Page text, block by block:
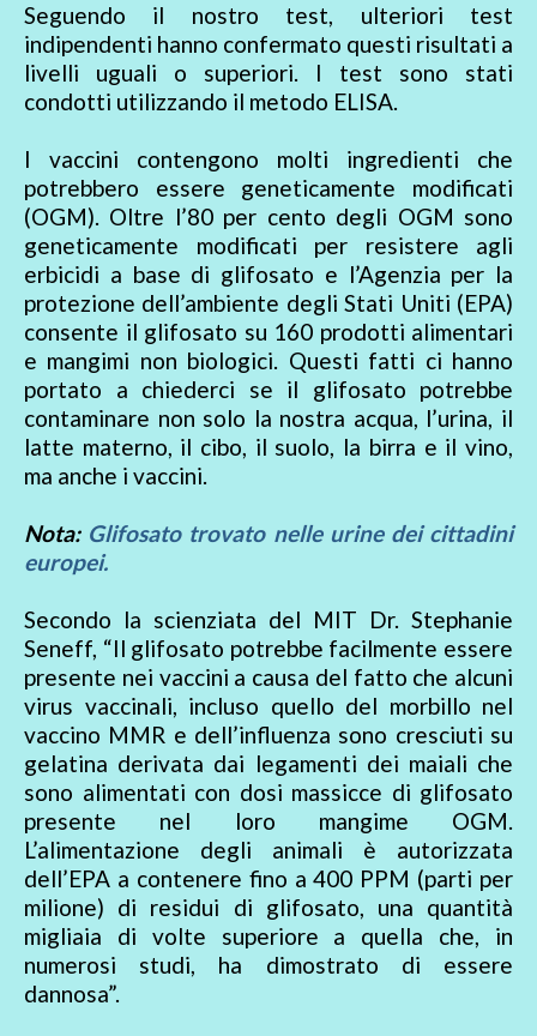
Seguendo il nostro test, ulteriori test
indipendenti hanno confermato questi risultati a
livelli uguali o superiori. I test sono stati
condotti utilizzando il metodo ELISA.
I vaccini contengono molti ingredienti che
potrebbero essere geneticamente modificati
(OGM). Oltre l’80 per cento degli OGM sono
geneticamente modificati per resistere agli
erbicidi a base di glifosato e l’Agenzia per la
protezione dell’ambiente degli Stati Uniti (EPA)
consente il glifosato su 160 prodotti alimentari
e mangimi non biologici. Questi fatti ci hanno
portato a chiederci se il glifosato potrebbe
contaminare non solo la nostra acqua, l’urina, il
latte materno, il cibo, il suolo, la birra e il vino,
ma anche i vaccini.
Nota: Glifosato trovato nelle urine dei cittadini
europei.
Secondo la scienziata del MIT Dr. Stephanie
Seneff, “Il glifosato potrebbe facilmente essere
presente nei vaccini a causa del fatto che alcuni
virus vaccinali, incluso quello del morbillo nel
vaccino MMR e dell’influenza sono cresciuti su
gelatina derivata dai legamenti dei maiali che
sono alimentati con dosi massicce di glifosato
presente nel loro mangime OGM.
L’alimentazione degli animali è autorizzata
dell’EPA a contenere fino a 400 PPM (parti per
milione) di residui di glifosato, una quantità
migliaia di volte superiore a quella che, in
numerosi studi, ha dimostrato di essere
dannosa”.